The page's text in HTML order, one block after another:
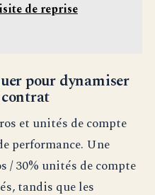
de reprise
pour dynamiser
et unités de compte
performance. Une
/ 30% unités de compte
tandis que les